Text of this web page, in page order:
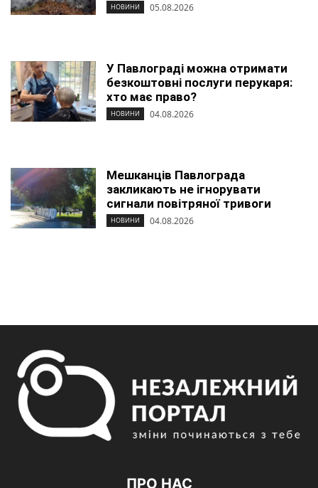
НОВИНИ 05.08.2026
У Павлограді можна отримати
безкоштовні послуги перукаря:
хто має право?
НОВИНИ 04.08.2026
Мешканців Павлограда
закликають не ігнорувати
сигнали повітряної тривоги
НОВИНИ 04.08.2026
ПРО НАС